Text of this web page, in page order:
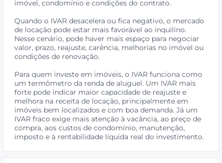
imóvel, condomínio e condições do contrato.
Quando o IVAR desacelera ou fica negativo, o mercado
de locação pode estar mais favorável ao inquilino.
Nesse cenário, pode haver mais espaço para negociar
valor, prazo, reajuste, carência, melhorias no imóvel ou
condições de renovação.
Para quem investe em imóveis, o IVAR funciona como
um termômetro da renda de aluguel. Um IVAR mais
forte pode indicar maior capacidade de reajuste e
melhora na receita de locação, principalmente em
imóveis bem localizados e com boa demanda. Já um
IVAR fraco exige mais atenção à vacância, ao preço de
compra, aos custos de condomínio, manutenção,
imposto e à rentabilidade líquida real do investimento.